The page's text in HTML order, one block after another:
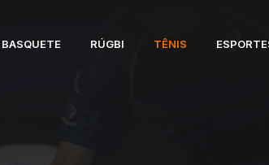
BASQUETE RÚGBI TÊNIS